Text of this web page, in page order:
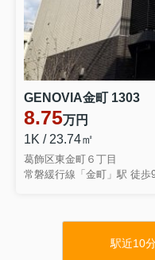
GENOVIA金町 1303
8.75万円
1K / 23.74㎡
葛飾区東金町６丁目
常磐緩行線「金町」駅 徒歩
駅近10